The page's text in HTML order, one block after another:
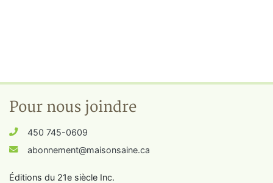
Pour nous joindre
450 745-0609
abonnement@maisonsaine.ca
Éditions du 21e siècle Inc.